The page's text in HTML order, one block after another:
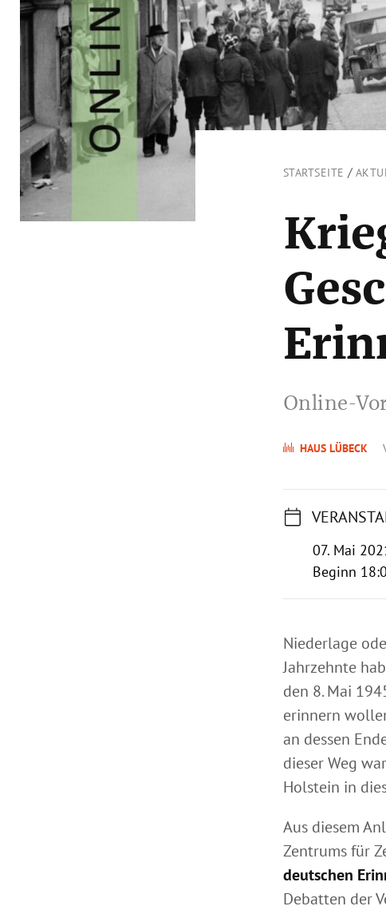
STARTSEITE /
Online-
HAUS LÜBECK
07. Mai
Beginn
Niederlage
Jahrzehnte
den 8. Mai
erinnern
an dessen
dieser Weg
Holstein in
Aus diesem
Zentrums für
deutschen
Debatten der